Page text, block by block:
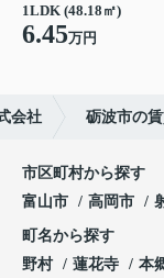
1LDK (48.18㎡)
6.45万円
会社 砺波市の
市区町村から探す
富山市
高岡市
町名から探す
野村
蓮花寺 本